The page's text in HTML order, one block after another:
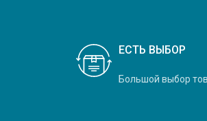
ЕСТЬ ВЫБОР
Большой выбор